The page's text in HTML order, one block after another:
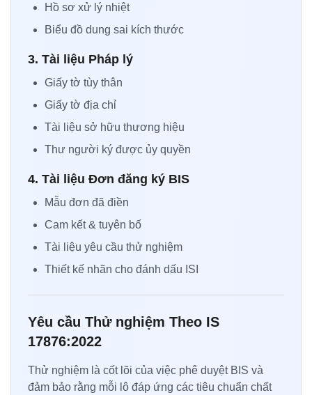
Hồ sơ xử lý nhiệt
Biểu đồ dung sai kích thước
3. Tài liệu Pháp lý
Giấy tờ tùy thân
Giấy tờ địa chỉ
Tài liệu sở hữu thương hiệu
Thư người ký được ủy quyền
4. Tài liệu Đơn đăng ký BIS
Mẫu đơn đã điền
Cam kết & tuyên bố
Tài liệu yêu cầu thử nghiệm
Thiết kế nhãn cho đánh dấu ISI
Yêu cầu Thử nghiệm Theo IS
17876:2022
Thử nghiệm là cốt lõi của việc phê duyệt BIS và
đảm bảo rằng mỗi lô đáp ứng các tiêu chuẩn chất